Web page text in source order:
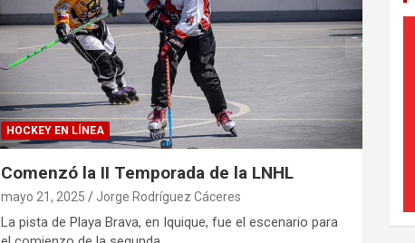
HOCKEY EN LÍNEA
Comenzó la II Temporada de la LNHL
mayo 21, 2025 Jorge Rodríguez Cáceres
La pista de Playa Brava, en Iquique, fue el escenario para